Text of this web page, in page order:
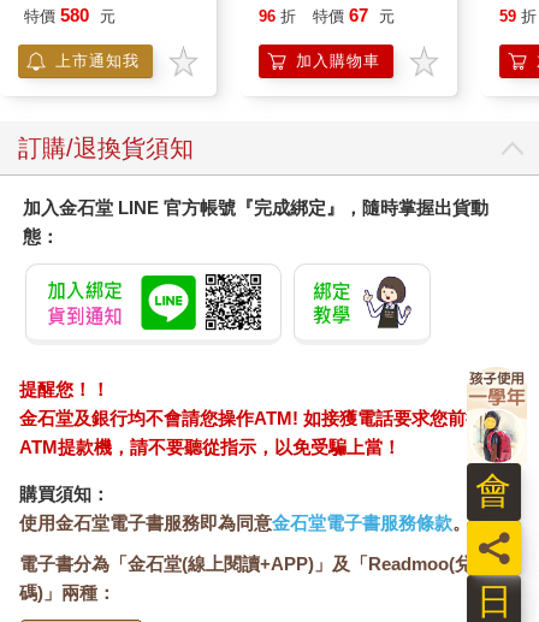
的問題是，你所選擇的「責罵」行為真正的內幕。
你因為覺得用語言和學生溝通太麻煩，想盡快讓對方屈服，所以
刃逼近對方。這是身為教育工作者既不成熟又愚蠢的態度。
哲學家 有很多大人會如此辯解。可是這並不會改變藉由暴
「力」來壓制對方的事實。甚至可以說，越是帶有「我是在做好
事」這種想法的人，越是惡質。
冷靜判斷。以這樣的定義來說，我在責罵孩子的時候根本沒有情
緒化！我不是怒氣衝天，而是經過盤算，很冷靜地在責罵。希望
您不要把我和那些情緒激昂忘我的人混為一談！
哲學家 或許是那樣也說不定。也就是說，那只是一把沒裝子彈
的槍囉。可是在學生們看來，槍口朝著自己的事實是不變的。不
管裡面有沒有裝上子彈，你就是一手拿著槍在進行溝通。
年輕人 那麼我大膽地問一句：要是對方就像拿著刀子、跟你對
峙著的凶惡犯人，他不但犯了罪，還主動挑釁。這就像是要引人
特價 580 元
上市通知我
96 折 特價 67 元
加入購物車
450
59 折
訂購/退換貨須知
加入金石堂 LINE 官方帳號『完成綁定』，隨時掌握出貨動
態：
提醒您！！
金石堂及銀行均不會請您操作ATM! 如接獲電話要求您前往
ATM提款機，請不要聽從指示，以免受騙上當！
購買須知：
使用金石堂電子書服務即為同意金石堂電子書服務條款。
電子書分為「金石堂(線上閱讀+APP)」及「Readmoo(兌換
碼)」兩種：
日
員
會